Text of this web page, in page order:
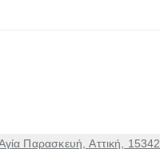
Παρασκευή, Αττική, 15342